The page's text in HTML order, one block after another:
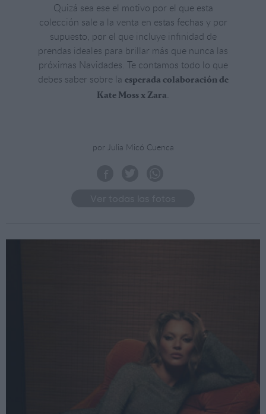
Quizá sea ese el motivo por el que esta
colección sale a la venta en estas fechas y por
supuesto, por el que incluye infinidad de
prendas ideales para brillar más que nunca las
próximas Navidades. Te contamos todo lo que
debes saber sobre la esperada colaboración de
Kate Moss x Zara.
por Julia Micó Cuenca